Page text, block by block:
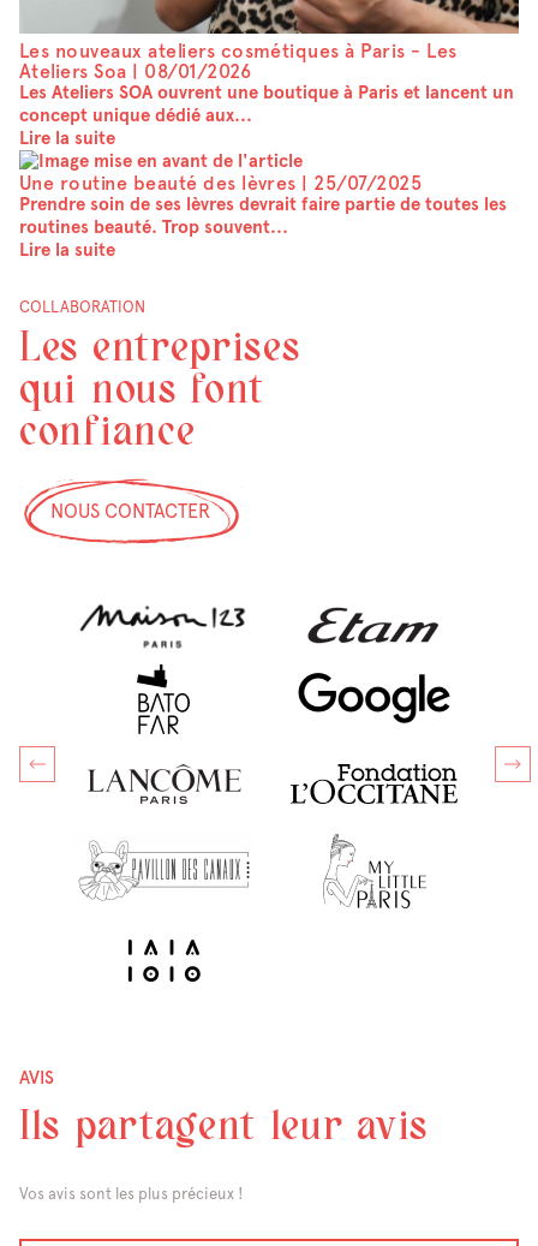
Les nouveaux ateliers cosmétiques à Paris - Les
Ateliers Soa | 08/01/2026
Les Ateliers SOA ouvrent une boutique à Paris et lancent un
concept unique dédié aux...
Lire la suite
Une routine beauté des lèvres | 25/07/2025
Prendre soin de ses lèvres devrait faire partie de toutes les
routines beauté. Trop souvent...
Lire la suite
COLLABORATION
Les entreprises
qui nous font
confiance
NOUS CONTACTER
AVIS
Ils partagent leur avis
Vos avis sont les plus précieux !